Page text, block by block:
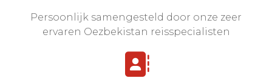
Persoonlijk samengesteld door onze zeer
ervaren Oezbekistan reisspecialisten